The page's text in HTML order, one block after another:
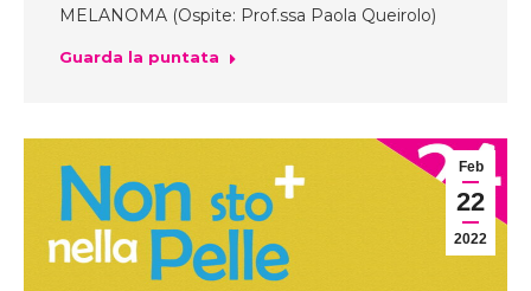
MELANOMA (Ospite: Prof.ssa Paola Queirolo)
Guarda la puntata
Feb
22
2022